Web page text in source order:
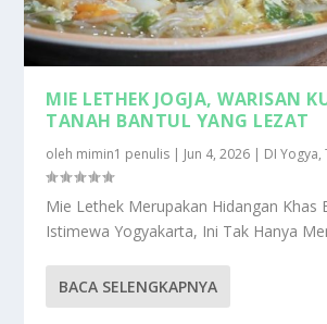
MAYORITAS MASYARAKAT
SUKA TRAVELING MA...
PANTAI DRINI, KEINDAHAN
SELATAN YOG...
PESAWAT DENGAN RANJANG
EKONOMI, BISA T...
DESTINASI LABUAN BAJO SURGA
TERSEMBUNYI DI NUSA TE...
JABAL HARAZ DESTINASI
DAN BUDAYA DI...
MIE LETHEK JOGJA, WARISAN
TANAH BANTUL YANG LEZAT
oleh mimin1 penulis | Jun 4, 2026 | DI Yogya,
Mie Lethek Merupakan Hidangan Khas
Istimewa Yogyakarta, Ini Tak Hanya
BACA SELENGKAPNYA